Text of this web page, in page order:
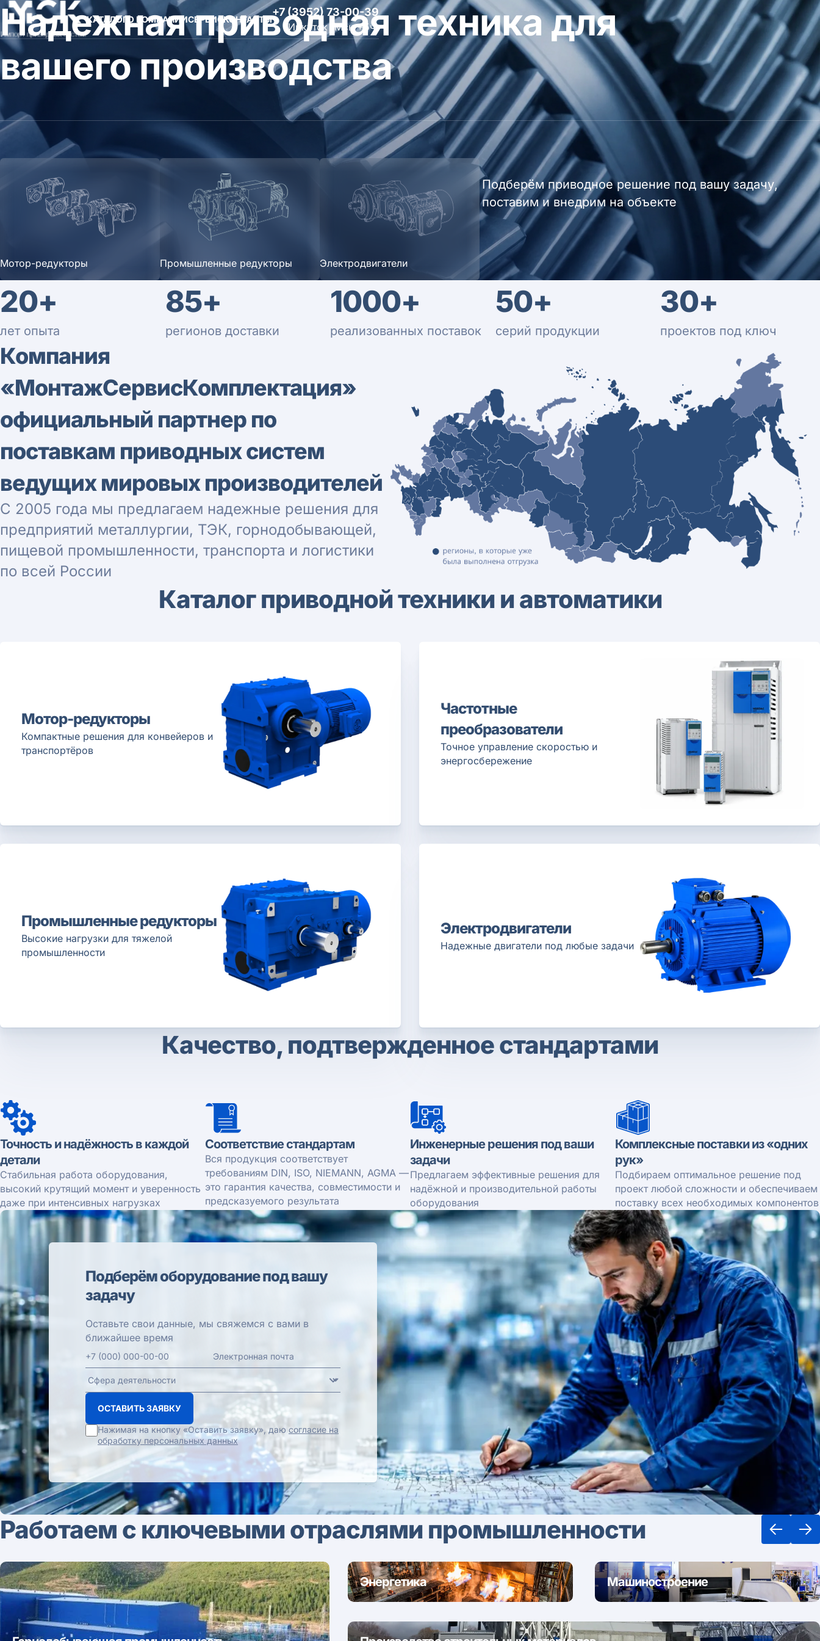
КАТАЛОГО КОМПАНИИСЕРВИСКОНТАКТЫ
+7 (3952) 73-00-39
Иркутск (Мск +5ч)
Надежная приводная техника для
вашего производства
Мотор-редукторы Промышленные редукторы Электродвигатели
Подберём приводное решение под вашу задачу,
поставим и внедрим на объекте
20+
лет опыта
85+
регионов доставки
1000+
реализованных поставок
50+
серий продукции
30+
проектов под ключ
Компания
«МонтажСервисКомплектация»
официальный партнер по
поставкам приводных систем
ведущих мировых производителей
С 2005 года мы предлагаем надежные решения для
предприятий металлургии, ТЭК, горнодобывающей,
пищевой промышленности, транспорта и логистики
по всей России
Каталог приводной техники и автоматики
Мотор-редукторы
Компактные решения для конвейеров и
транспортёров
Частотные
преобразователи
Точное управление скоростью и
энергосбережение
Промышленные редукторы
Высокие нагрузки для тяжелой
промышленности
Электродвигатели
Надежные двигатели под любые задачи
Качество, подтвержденное стандартами
Точность и надёжность в каждой
детали
Стабильная работа оборудования,
высокий крутящий момент и уверенность
даже при интенсивных нагрузках
Соответствие стандартам
Вся продукция соответствует
требованиям DIN, ISO, NIEMANN, AGMA —
это гарантия качества, совместимости и
предсказуемого результата
Инженерные решения под ваши
задачи
Предлагаем эффективные решения для
надёжной и производительной работы
оборудования
Комплексные поставки из «одних
рук»
Подбираем оптимальное решение под
проект любой сложности и обеспечиваем
поставку всех необходимых компонентов
Подберём оборудование под вашу
задачу
Оставьте свои данные, мы свяжемся с вами в
ближайшее время
ОСТАВИТЬ ЗАЯВКУ
Нажимая на кнопку «Оставить заявку», даю согласие на
обработку персональных данных
Работаем с ключевыми отраслями промышленности
Энергетика Машиностроение